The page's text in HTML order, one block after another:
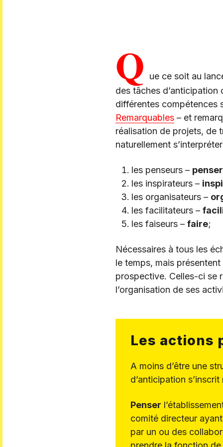
Q
ue ce soit au
des tâches d’anticipation
différentes compétences
Remarquables – et
réalisation de projets, de
naturellement
les penseurs – penser
les inspirateurs –
les organisateurs –
les facilitateurs –
les faiseurs – faire;
Nécessaires à tous les
le temps, mais
prospective. Celles-ci se
l’organisation de ses
Les actions
A moins d’être une
d’anticipation
Penser
comité directeur
par un ou des